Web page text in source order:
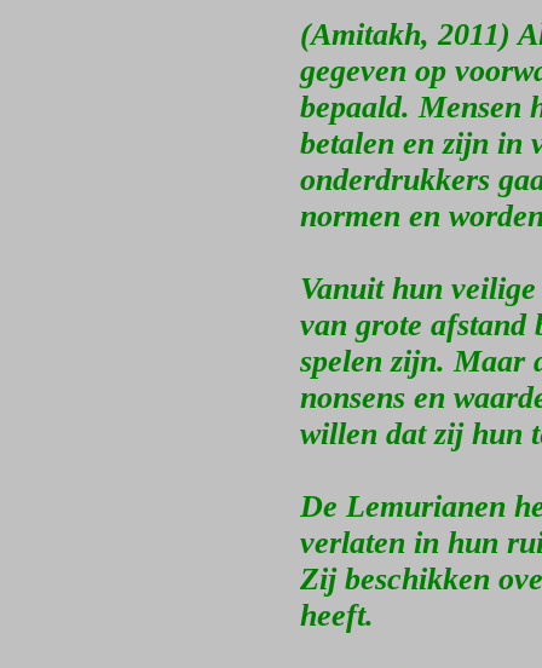
(Amitakh, 2011)
gegeven op
bepaald. Mensen
betalen en zijn in
onderdrukkers
normen en
Vanuit hun
van grote afstand
spelen zijn. Maar
nonsens en
willen dat zij hun
De Lemurianen
verlaten in hun
Zij beschikken
heeft.